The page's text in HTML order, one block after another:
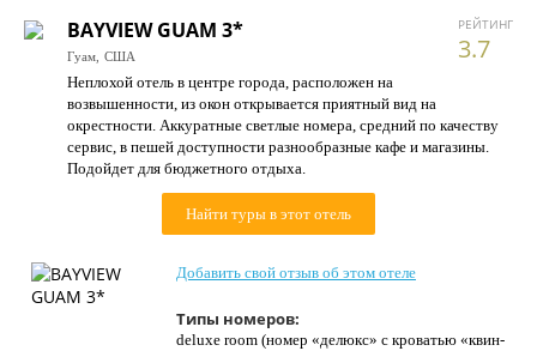
Цены дня
Страны
Как купить
РЕЙТИНГ
3.7
BAYVIEW GUAM 3*
Гуам, США
Неплохой отель в центре города, расположен на
возвышенности, из окон открывается приятный вид на
окрестности. Аккуратные светлые номера, средний по качеству
сервис, в пешей доступности разнообразные кафе и магазины.
Подойдет для бюджетного отдыха.
Найти туры в этот отель
Добавить свой отзыв об этом отеле
Типы номеров:
deluxe room (номер «делюкс» с кроватью «квин-